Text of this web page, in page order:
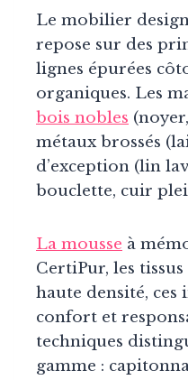
Le mobilier
repose sur des
lignes épurées
organiques. Les
bois nobles
métaux brossés
d’exception (lin
bouclette, cuir
La mousse à
CertiPur, les
haute densité,
confort et
techniques
gamme :